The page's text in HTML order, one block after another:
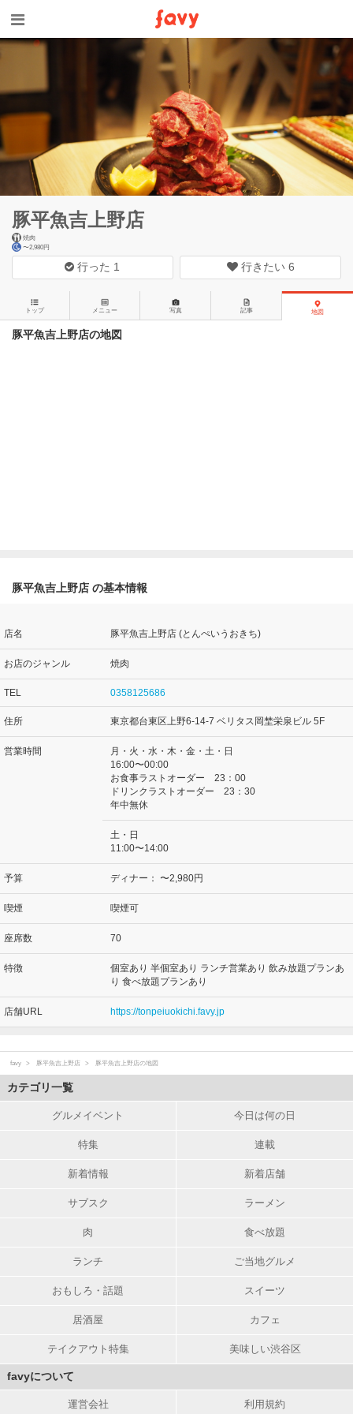
豚平魚吉上野店
焼肉
〜2,980円
行った 1 行きたい 6
トップ メニュー 写真 記事 地図
豚平魚吉上野店の地図
豚平魚吉上野店 の基本情報
店名 豚平魚吉上野店 (とんぺいうおきち)
お店のジャンル 焼肉
TEL 0358125686
住所 東京都台東区上野6-14-7 ベリタス岡埜栄泉ビル 5F
営業時間
月・火・水・木・金・土・日
16:00〜00:00
お食事ラストオーダー 23：00
ドリンクラストオーダー 23：30
年中無休
土・日
11:00〜14:00
予算 ディナー： 〜2,980円
喫煙 喫煙可
座席数 70
特徴
個室あり 半個室あり ランチ営業あり 飲み放題プランあ
り 食べ放題プランあり
店舗URL https://tonpeiuokichi.favy.jp
favy 豚平魚吉上野店 豚平魚吉上野店の地図
カテゴリ一覧
グルメイベント 今日は何の日
特集 連載
新着情報 新着店舗
サブスク ラーメン
肉 食べ放題
ランチ ご当地グルメ
おもしろ・話題 スイーツ
居酒屋 カフェ
テイクアウト特集 美味しい渋谷区
favyについて
運営会社 利用規約